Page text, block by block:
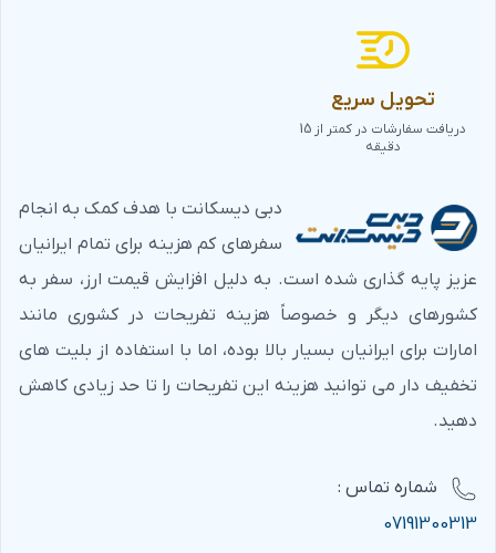
تحویل سریع
دریافت سفارشات در کمتر از 15
دقیقه
دبی دیسکانت با هدف کمک به انجام
سفرهای کم هزینه برای تمام ایرانیان
عزیز پایه گذاری شده است. به دلیل افزایش قیمت ارز، سفر به
کشورهای دیگر و خصوصاً هزینه تفریحات در کشوری مانند
امارات برای ایرانیان بسیار بالا بوده، اما با استفاده از بلیت های
تخفیف دار می توانید هزینه این تفریحات را تا حد زیادی کاهش
دهید.
شماره‌ تماس :
07191300313